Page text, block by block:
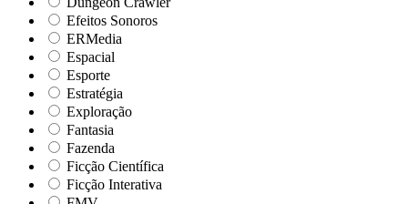
Efeitos Sonoros
ERMedia
Espacial
Esporte
Estratégia
Exploração
Fantasia
Fazenda
Ficção Científica
Ficção Interativa